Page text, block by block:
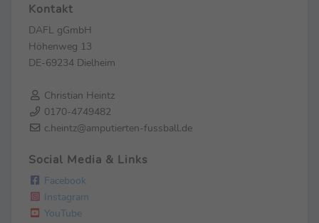
Kontakt
DAFL gGmbH
Höhenweg 13
DE-69234 Dielheim
Christian Heintz
0170-4749482
c.heintz@amputierten-fussball.de
Social Media & Links
Facebook
Instagram
YouTube